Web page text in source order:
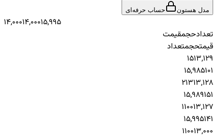
مدل هستون حساب حرفه‌ای
14,00014,00015,995
تعدادحجمقیمت
قیمتحجمتعداد
1513,129
15,985101
21313,128
15,989151
110013,127
15,995141
110013,000